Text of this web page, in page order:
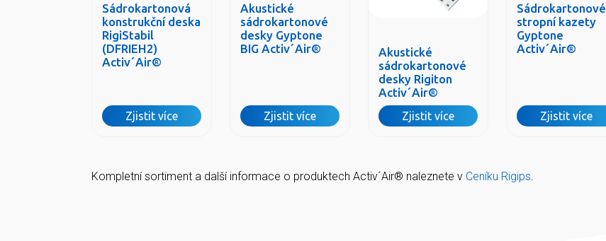
Sádrokartonová
konstrukční deska
RigiStabil
(DFRIEH2)
Activ´Air®
Zjistit více
Akustické
sádrokartonové
desky Gyptone
BIG Activ´Air®
Zjistit více
Akustické
sádrokartonové
desky Rigiton
Activ´Air®
Zjistit více
Sádrokartonové
stropní kazety
Gyptone
Activ´Air®
Zjistit více
Kompletní sortiment a další informace o produktech Activ´Air® naleznete v Ceníku Rigips